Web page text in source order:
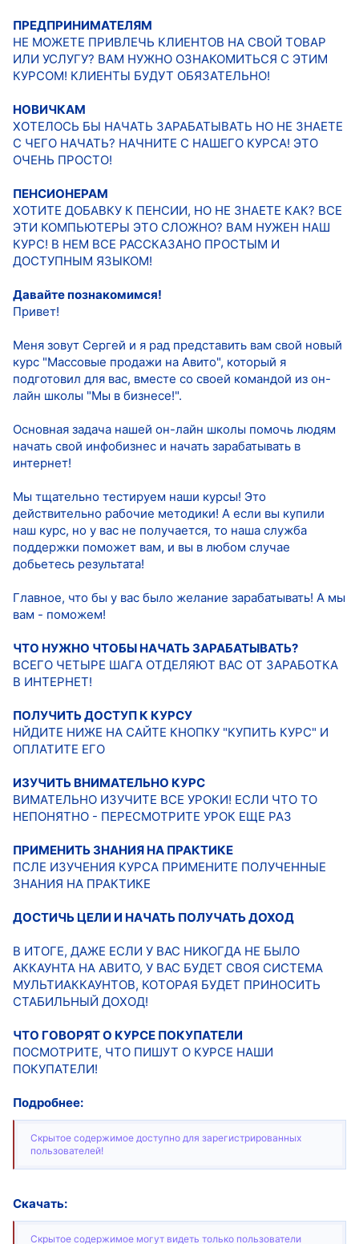
ПРЕДПРИНИМАТЕЛЯМ
НЕ МОЖЕТЕ ПРИВЛЕЧЬ КЛИЕНТОВ НА СВОЙ ТОВАР
ИЛИ УСЛУГУ? ВАМ НУЖНО ОЗНАКОМИТЬСЯ С ЭТИМ
КУРСОМ! КЛИЕНТЫ БУДУТ ОБЯЗАТЕЛЬНО!
НОВИЧКАМ
ХОТЕЛОСЬ БЫ НАЧАТЬ ЗАРАБАТЫВАТЬ НО НЕ ЗНАЕТЕ
С ЧЕГО НАЧАТЬ? НАЧНИТЕ С НАШЕГО КУРСА! ЭТО
ОЧЕНЬ ПРОСТО!
ПЕНСИОНЕРАМ
ХОТИТЕ ДОБАВКУ К ПЕНСИИ, НО НЕ ЗНАЕТЕ КАК? ВСЕ
ЭТИ КОМПЬЮТЕРЫ ЭТО СЛОЖНО? ВАМ НУЖЕН НАШ
КУРС! В НЕМ ВСЕ РАССКАЗАНО ПРОСТЫМ И
ДОСТУПНЫМ ЯЗЫКОМ!
Давайте познакомимся!
Привет!
Меня зовут Сергей и я рад представить вам свой новый
курс "Массовые продажи на Авито", который я
подготовил для вас, вместе со своей командой из он-
лайн школы "Мы в бизнесе!".
Основная задача нашей он-лайн школы помочь людям
начать свой инфобизнес и начать зарабатывать в
интернет!
Мы тщательно тестируем наши курсы! Это
действительно рабочие методики! А если вы купили
наш курс, но у вас не получается, то наша служба
поддержки поможет вам, и вы в любом случае
добьетесь результата!
Главное, что бы у вас было желание зарабатывать! А мы
вам - поможем!
ЧТО НУЖНО ЧТОБЫ НАЧАТЬ ЗАРАБАТЫВАТЬ?
ВСЕГО ЧЕТЫРЕ ШАГА ОТДЕЛЯЮТ ВАС ОТ ЗАРАБОТКА
В ИНТЕРНЕТ!
ПОЛУЧИТЬ ДОСТУП К КУРСУ
НЙДИТЕ НИЖЕ НА САЙТЕ КНОПКУ "КУПИТЬ КУРС" И
ОПЛАТИТЕ ЕГО
ИЗУЧИТЬ ВНИМАТЕЛЬНО КУРС
ВИМАТЕЛЬНО ИЗУЧИТЕ ВСЕ УРОКИ! ЕСЛИ ЧТО ТО
НЕПОНЯТНО - ПЕРЕСМОТРИТЕ УРОК ЕЩЕ РАЗ
ПРИМЕНИТЬ ЗНАНИЯ НА ПРАКТИКЕ
ПСЛЕ ИЗУЧЕНИЯ КУРСА ПРИМЕНИТЕ ПОЛУЧЕННЫЕ
ЗНАНИЯ НА ПРАКТИКЕ
ДОСТИЧЬ ЦЕЛИ И НАЧАТЬ ПОЛУЧАТЬ ДОХОД
В ИТОГЕ, ДАЖЕ ЕСЛИ У ВАС НИКОГДА НЕ БЫЛО
АККАУНТА НА АВИТО, У ВАС БУДЕТ СВОЯ СИСТЕМА
МУЛЬТИАККАУНТОВ, КОТОРАЯ БУДЕТ ПРИНОСИТЬ
СТАБИЛЬНЫЙ ДОХОД!
ЧТО ГОВОРЯТ О КУРСЕ ПОКУПАТЕЛИ
ПОСМОТРИТЕ, ЧТО ПИШУТ О КУРСЕ НАШИ
ПОКУПАТЕЛИ!
Подробнее:
Скрытое содержимое доступно для зарегистрированных
пользователей!
Скачать:
Скрытое содержимое могут видеть только пользователи